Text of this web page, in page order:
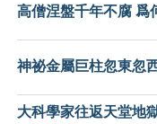
高僧涅盤千年不腐 爲
神祕金屬巨柱忽東忽
大科學家往返天堂地